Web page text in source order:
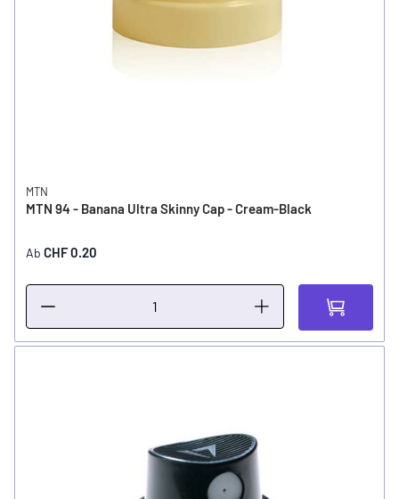
MTN
MTN 94 - Banana Ultra Skinny Cap - Cream-Black
Ab CHF 0.20